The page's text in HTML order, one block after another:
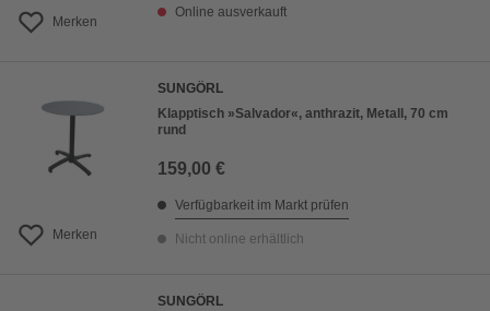
Merken
Online ausverkauft
Merken
SUNGÖRL
Klapptisch »Salvador«, anthrazit, Metall, 70 cm
rund
159,00 €
Verfügbarkeit im Markt prüfen
Nicht online erhältlich
SUNGÖRL